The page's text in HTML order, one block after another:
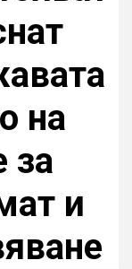
на
за
и